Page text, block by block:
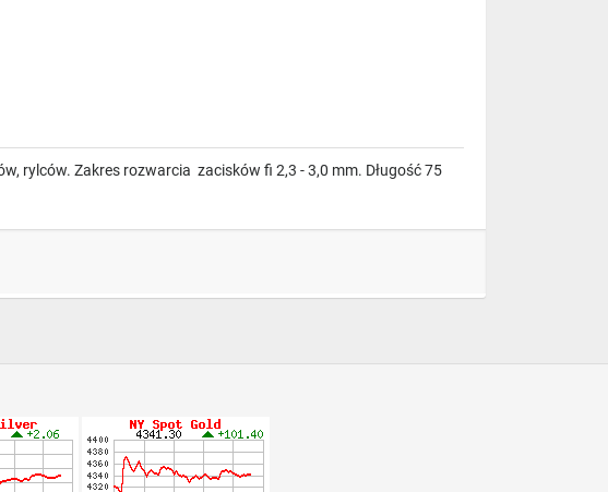
rylców. Zakres rozwarcia zacisków fi 2,3 - 3,0 mm. Długość 75